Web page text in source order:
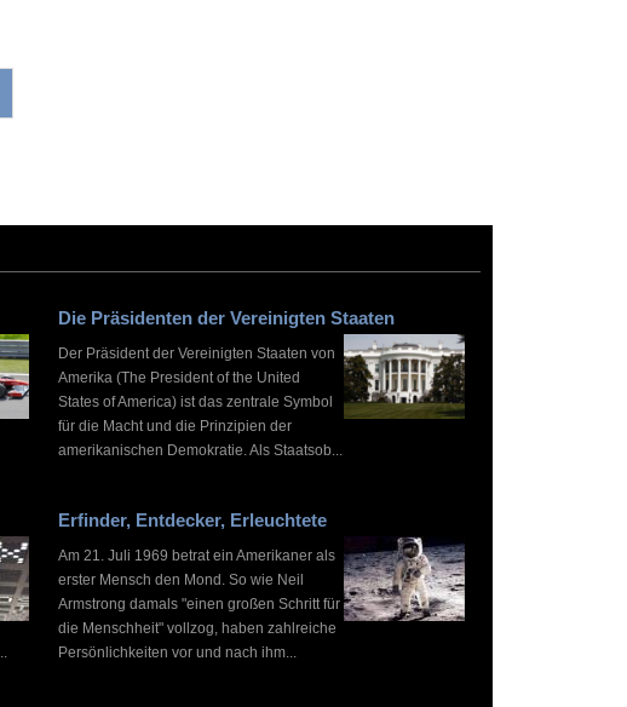
Die Präsidenten der Vereinigten Staaten
Der Präsident der Vereinigten Staaten von
Amerika (The President of the United
States of America) ist das zentrale Symbol
für die Macht und die Prinzipien der
amerikanischen Demokratie. Als Staatsob...
Erfinder, Entdecker, Erleuchtete
Am 21. Juli 1969 betrat ein Amerikaner als
erster Mensch den Mond. So wie Neil
Armstrong damals "einen großen Schritt für
die Menschheit" vollzog, haben zahlreiche
Persönlichkeiten vor und nach ihm...